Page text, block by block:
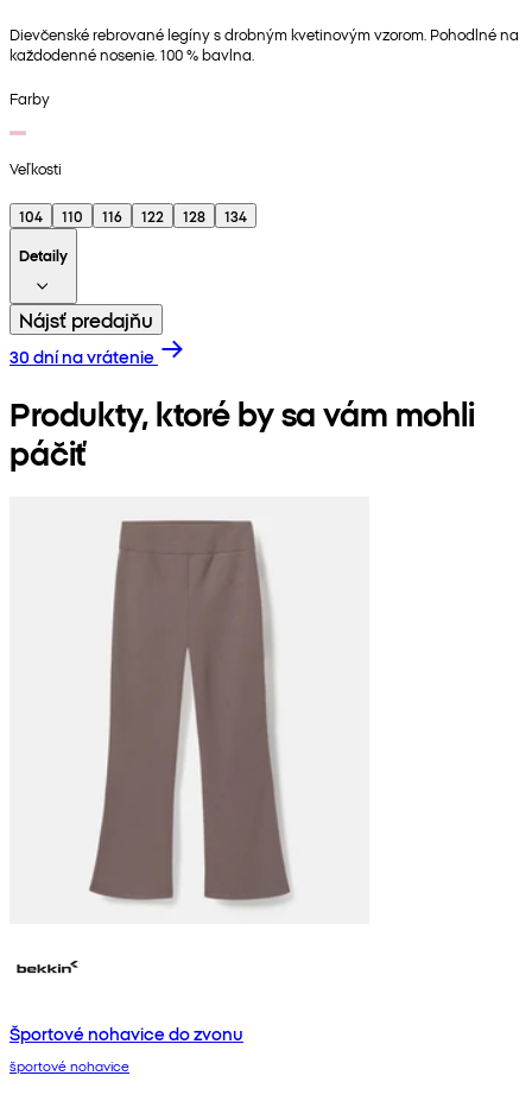
Dievčenské rebrované legíny s drobným kvetinovým vzorom. Pohodlné na
každodenné nosenie. 100 % bavlna.
Farby
Veľkosti
104 110 116 122 128
134
Detaily
Nájsť predajňu
30 dní na vrátenie
Produkty, ktoré by sa vám mohli
páčiť
Športové nohavice do zvonu
športové nohavice